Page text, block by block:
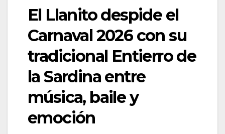
El Llanito despide el
Carnaval 2026 con su
tradicional Entierro de
la Sardina entre
música, baile y
emoción